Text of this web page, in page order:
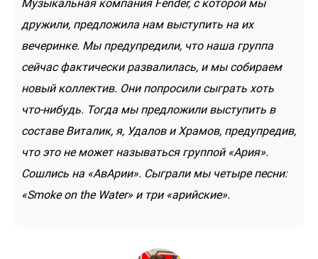
Музыкальная компания Fender, с которой мы
дружили, предложила нам выступить на их
вечеринке. Мы предупредили, что наша группа
сейчас фактически развалилась, и мы собираем
новый коллектив. Они попросили сыграть хоть
что-нибудь. Тогда мы предложили выступить в
составе Виталик, я, Удалов и Храмов, предупредив,
что это не может называться группой «Ария».
Сошлись на «АвАрии». Сыграли мы четыре песни:
«Smoke on the Water» и три «арийские».